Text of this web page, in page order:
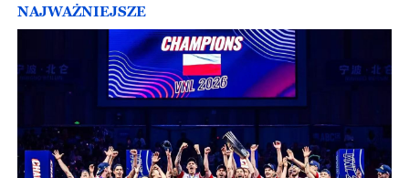
NAJWAŻNIEJSZE